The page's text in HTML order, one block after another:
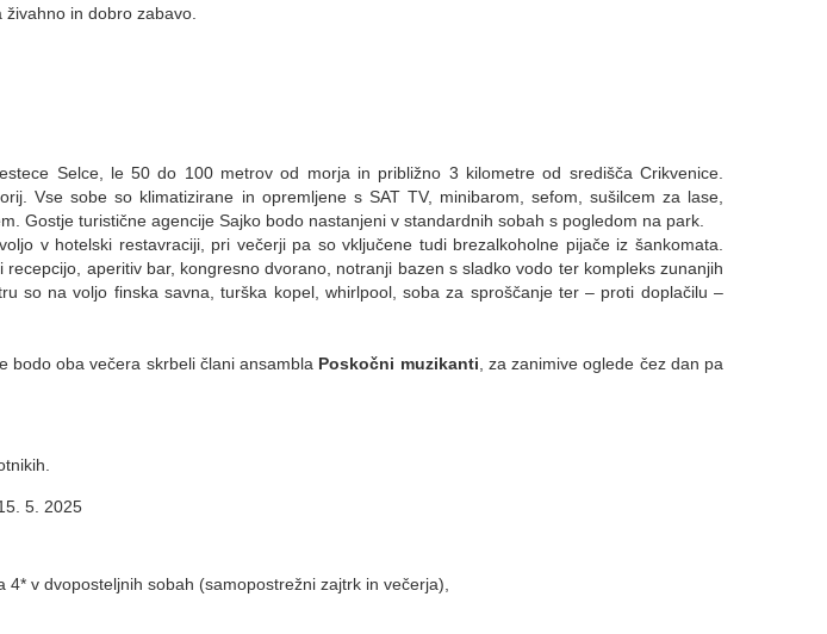
in dobro zabavo.
Selce, le 50 do 100 metrov od morja in približno 3 kilometre od središča Crikvenice.
Vse sobe so klimatizirane in opremljene s SAT TV, minibarom, sefom, sušilcem za lase,
Gostje turistične agencije Sajko bodo nastanjeni v standardnih sobah s pogledom na park.
v hotelski restavraciji, pri večerji pa so vključene tudi brezalkoholne pijače iz šankomata.
aperitiv bar, kongresno dvorano, notranji bazen s sladko vodo ter kompleks zunanjih
so na voljo finska savna, turška kopel, whirlpool, soba za sproščanje ter – proti doplačilu –
bodo oba večera skrbeli člani ansambla Poskočni muzikanti , za zanimive oglede čez dan pa
5. 2025
4* v dvoposteljnih sobah (samopostrežni zajtrk in večerja),